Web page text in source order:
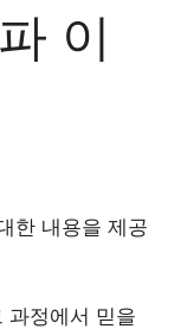
이
한 내용을 제공
과정에서 믿을